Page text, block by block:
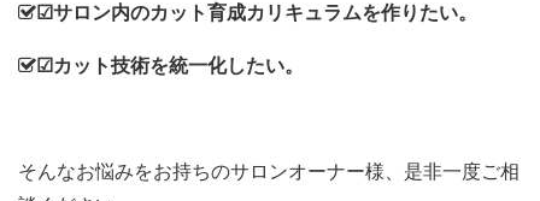
☑サロン内のカット育成カリキュラムを作りたい。
☑カット技術を統一化したい。
そんなお悩みをお持ちのサロンオーナー様、是非一度ご相